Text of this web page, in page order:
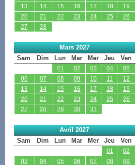
13
14 15 16 17 18
19
20
21 22 23 24 25
26
27
28
Mars 2027
Sam
Dim Lun Mar Mer Jeu Ven
01 02 03 04
05
06
07 08 09 10 11
12
13
14 15 16 17 18
19
20
21 22 23 24 25
26
27
28 29 30 31
Avril 2027
Sam
Dim Lun Mar Mer Jeu Ven
01
02
03
04 05 06 07 08
09